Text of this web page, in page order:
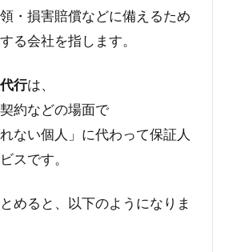
・損害賠償などに備えるため
る会社を指します。
行は、
約などの場面で
ない個人」に代わって保証人
スです。
めると、以下のようになりま